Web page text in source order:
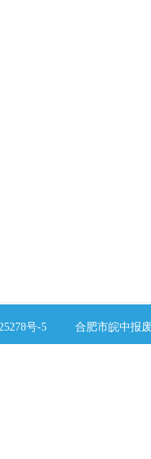
号-5合肥市皖中报废